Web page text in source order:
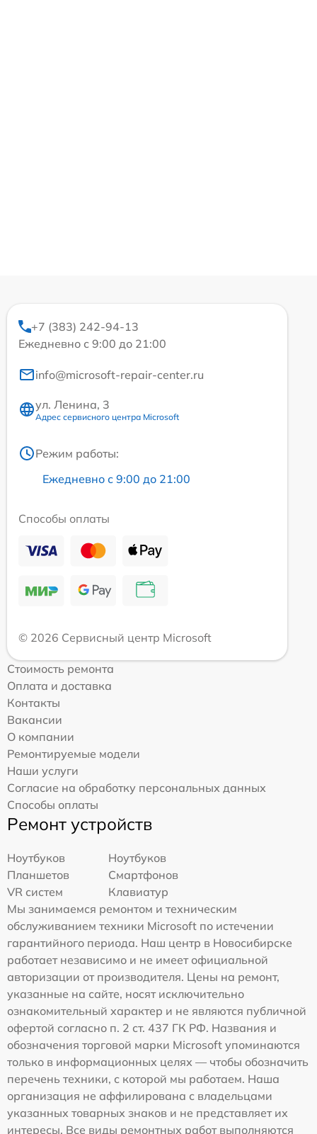
+7 (383) 242-94-13
Ежедневно с 9:00 до 21:00
info@microsoft-repair-center.ru
ул. Ленина, 3
Адрес сервисного центра Microsoft
Режим работы:
Ежедневно с 9:00 до 21:00
Способы оплаты
© 2026 Сервисный центр Microsoft
Стоимость ремонта
Оплата и доставка
Контакты
Вакансии
О компании
Ремонтируемые модели
Наши услуги
Согласие на обработку персональных данных
Способы оплаты
Ремонт устройств
Ноутбуков
Ноутбуков
Планшетов
Смартфонов
VR систем
Клавиатур
Мы занимаемся ремонтом и техническим
обслуживанием техники Microsoft по истечении
гарантийного периода. Наш центр в Новосибирске
работает независимо и не имеет официальной
авторизации от производителя. Цены на ремонт,
указанные на сайте, носят исключительно
ознакомительный характер и не являются публичной
офертой согласно п. 2 ст. 437 ГК РФ. Названия и
обозначения торговой марки Microsoft упоминаются
только в информационных целях — чтобы обозначить
перечень техники, с которой мы работаем. Наша
организация не аффилирована с владельцами
указанных товарных знаков и не представляет их
интересы. Все виды ремонтных работ выполняются